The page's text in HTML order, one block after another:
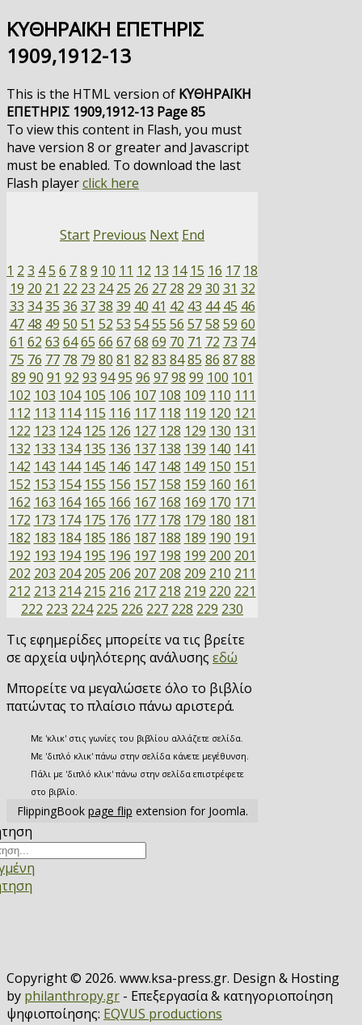
ΚΥΘΗΡΑΪΚΗ ΕΠΕΤΗΡΙΣ
1909,1912-13
This is the HTML version of ΚΥΘΗΡΑΪΚΗ
ΕΠΕΤΗΡΙΣ 1909,1912-13 Page 85
To view this content in Flash, you must
have version 8 or greater and Javascript
must be enabled. To download the last
Flash playerclick here
Start Previous Next End
1 2 3 45 6 78 9 10 11 12 13 14 15 16 17 18
19 20 21 22 23 24 25 26 27 28 29 30 31 32
33 34 35 36 37 38 39 40 41 42 43 44 45 46
47 48 49 50 51 52 53 54 55 56 57 58 59 60
61 62 63 64 65 66 67 68 69 70 71 72 73 74
75 76 77 78 79 80 81 82 83 84 85 86 87 88
89 90 91 92 93 94 95 96 97 98 99 100 101
102 103 104 105 106 107 108 109 110 111
112 113 114 115 116 117 118 119 120 121
122 123 124 125 126 127 128 129 130 131
132 133 134 135 136 137 138 139 140 141
142 143 144 145 146 147 148 149 150 151
152 153 154 155 156 157 158 159 160 161
162 163 164 165 166 167 168 169 170 171
172 173 174 175 176 177 178 179 180 181
182 183 184 185 186 187 188 189 190 191
192 193 194 195 196 197 198 199 200 201
202 203 204 205 206 207 208 209 210 211
212 213 214 215 216 217 218 219 220 221
222 223 224 225 226 227 228 229 230
Τις εφημερίδες μπορείτε να τις βρείτε
σε αρχεία υψηλότερης ανάλυσης εδώ
Μπορείτε να μεγαλώσετε όλο το βιβλίο
πατώντας το πλαίσιο πάνω αριστερά.
Με 'κλικ' στις γωνίες του βιβλίου αλλάζετε σελίδα.
Με 'διπλό κλικ' πάνω στην σελίδα κάνετε μεγέθυνση.
Πάλι με 'διπλό κλικ' πάνω στην σελίδα επιστρέφετε
στο βιβλίο.
FlippingBook page flip extension for Joomla.
Copyright © 2026. www.ksa-press.gr. Design & Hosting
by philanthropy.gr - Επεξεργασία & κατηγοριοποίηση
ψηφιοποίησης: EQVUS productions